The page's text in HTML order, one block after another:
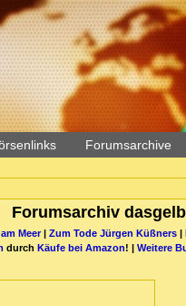
Forumsarchive
Forumsarchiv
Meer| Zum Tode Jürgen Küßners|
durch Käufe bei Amazon! | Weitere